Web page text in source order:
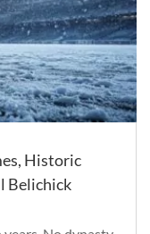
Historic
Belichick